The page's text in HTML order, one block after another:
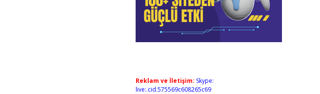
Reklam ve İletişim: Skype:
live:.cid.575569c608265c69